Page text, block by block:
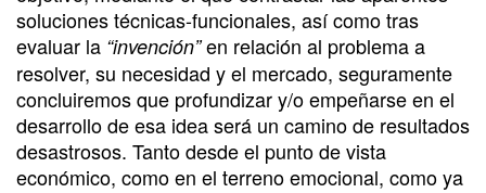
soluciones técnicas-funcionales, así como tras
evaluar la “invención”en relación al problema a
resolver, su necesidad y el mercado, seguramente
concluiremos que profundizar y/o empeñarse en el
desarrollo de esa idea será un camino de resultados
desastrosos. Tanto desde el punto de vista
económico, como en el terreno emocional, como ya